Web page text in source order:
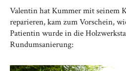
Valentin hat Kummer mit seinem
reparieren, kam zum Vorschein,
Patientin wurde in die
Rundumsanierung: